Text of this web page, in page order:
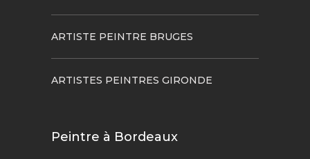
ARTISTE PEINTRE BRUGES
ARTISTES PEINTRES GIRONDE
Peintre à Bordeaux